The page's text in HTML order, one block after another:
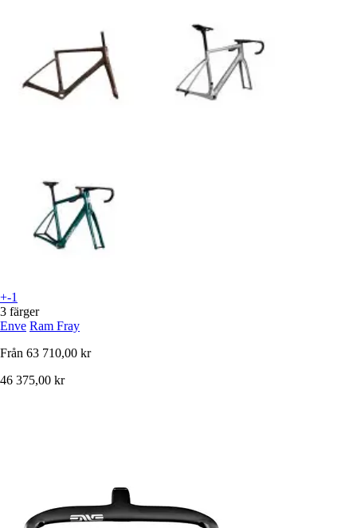
+-1
3 färger
Enve Ram Fray
Från 63 710,00 kr
46 375,00 kr